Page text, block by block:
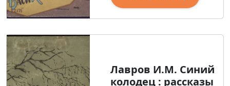
Лавров И.М. Синий
колодец : рассказы